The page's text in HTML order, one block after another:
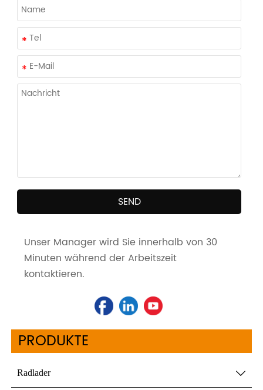
SEND
Unser Manager wird Sie innerhalb von 30
Minuten während der Arbeitszeit
kontaktieren.
PRODUKTE
Radlader 